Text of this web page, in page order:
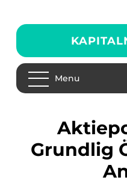
Menu
Aktieportfölj: En
Grundlig